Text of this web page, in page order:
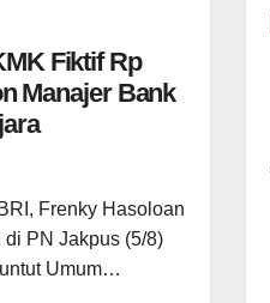
Fiktif Rp
Manajer Bank
Frenky Hasoloan
PN Jakpus (5/8)
Umum…